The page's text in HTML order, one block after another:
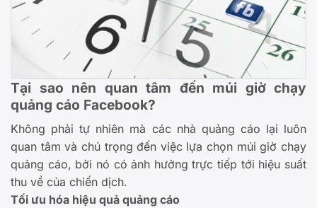
Tại sao nên quan tâm đến múi giờ chạy
quảng cáo Facebook?
Không phải tự nhiên mà các nhà quảng cáo lại luôn
quan tâm và chú trọng đến việc lựa chọn múi giờ chạy
quảng cáo, bởi nó có ảnh hưởng trực tiếp tới hiệu suất
thu về của chiến dịch.
Tối ưu hóa hiệu quả quảng cáo